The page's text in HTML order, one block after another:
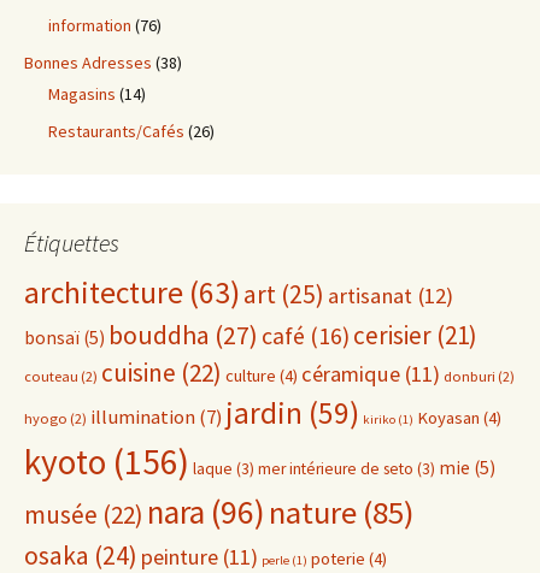
information (76)
Bonnes Adresses (38)
Magasins (14)
Restaurants/Cafés (26)
Étiquettes
architecture (63)art (25) artisanat (12)
bonsaï (5) bouddha (27) café (16) cerisier (21)
couteau (2) cuisine (22) culture (4) céramique (11) donburi (2)
hyogo (2) illumination(7) jardin (59) kiriko (1) Koyasan (4)
kyoto (156) laque (3) mer intérieure de seto (3) mie (5)
musée (22) nara (96) nature (85)
osaka (24) peinture (11) perle (1) poterie (4)